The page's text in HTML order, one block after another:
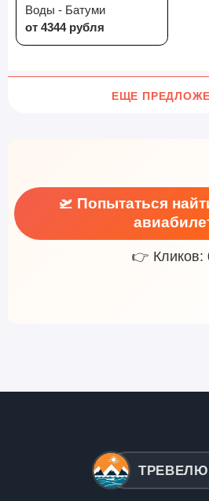
Воды - Батуми
от 4344 рубля
ЕЩЕ
🛫 Попытаться
👉 Кликов: